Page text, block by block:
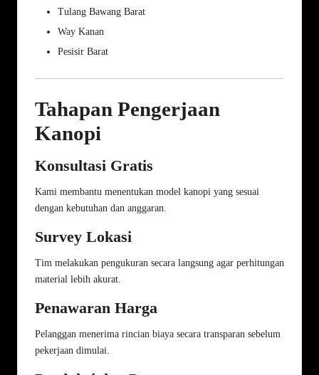
Tulang Bawang Barat
Way Kanan
Pesisir Barat
Tahapan Pengerjaan
Kanopi
Konsultasi Gratis
Kami membantu menentukan model kanopi yang sesuai
dengan kebutuhan dan anggaran.
Survey Lokasi
Tim melakukan pengukuran secara langsung agar perhitungan
material lebih akurat.
Penawaran Harga
Pelanggan menerima rincian biaya secara transparan sebelum
pekerjaan dimulai.